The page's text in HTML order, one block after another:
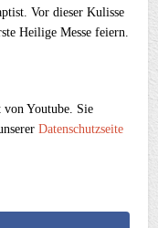
Vor dieser Kulisse
Heilige Messe feiern.
von Youtube. Sie
Datenschutzseite